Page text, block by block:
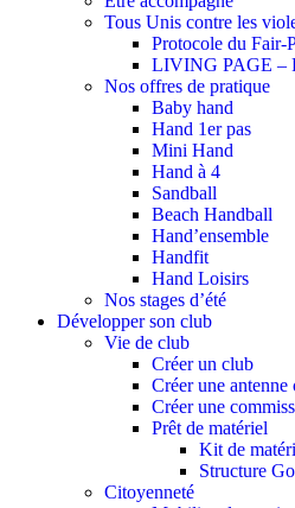
Tous Unis contre les
Protocole du Fair-
LIVING PAGE –
Nos offres de pratique
Baby hand
Hand 1er pas
Mini Hand
Hand à 4
Sandball
Beach Handball
Hand’ensemble
Handfit
Hand Loisirs
Nos stages d’été
Développer son club
Vie de club
Créer un club
Créer une antenne
Créer une
Prêt de matériel
Kit de
Structure
Citoyenneté